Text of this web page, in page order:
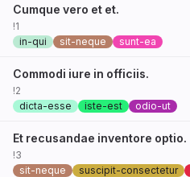
Cumque vero et et.
!1
in-qui
sit-neque sunt-ea
Commodi iure in officiis.
!2
dicta-esse
iste-est odio-ut
Et recusandae inventore optio.
!3
sit-neque
suscipit-consectetur